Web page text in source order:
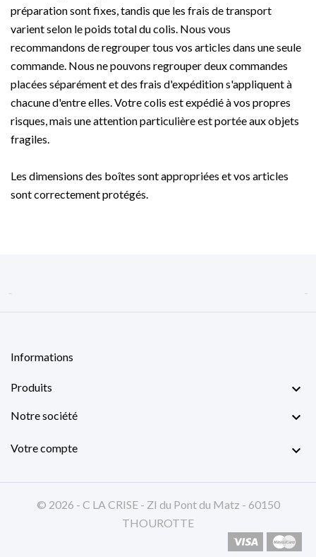
préparation sont fixes, tandis que les frais de transport
varient selon le poids total du colis. Nous vous
recommandons de regrouper tous vos articles dans une seule
commande. Nous ne pouvons regrouper deux commandes
placées séparément et des frais d'expédition s'appliquent à
chacune d'entre elles. Votre colis est expédié à vos propres
risques, mais une attention particulière est portée aux objets
fragiles.
Les dimensions des boîtes sont appropriées et vos articles
sont correctement protégés.
 
Informations
Produits 
Notre société 
Votre compte 
© 2026 - C LA CRISE - ZI du Pont du Matz - 60150
THOUROTTE